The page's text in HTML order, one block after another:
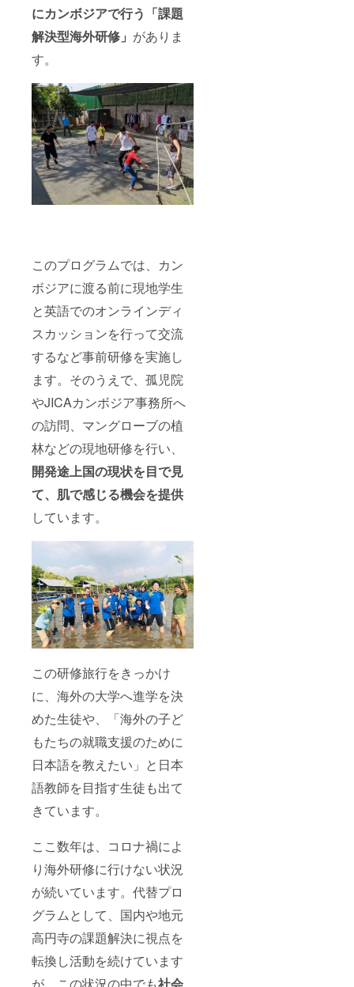
にカンボジアで行う「課題
解決型海外研修」 がありま
す。
このプログラムでは、カン
ボジアに渡る前に現地学生
と英語でのオンラインディ
スカッションを行って交流
するなど事前研修を実施し
ます。そのうえで、孤児院
やJICAカンボジア事務所へ
の訪問、マングローブの植
林などの現地研修を行い、
開発途上国の現状を目で見
て、肌で感じる機会を提供
しています。
この研修旅行をきっかけ
に、海外の大学へ進学を決
めた生徒や、「海外の子ど
もたちの就職支援のために
日本語を教えたい」と日本
語教師を目指す生徒も出て
きています。
ここ数年は、コロナ禍によ
り海外研修に行けない状況
が続いています。代替プロ
グラムとして、国内や地元
高円寺の課題解決に視点を
転換し活動を続けています
が、この状況の中でも社会